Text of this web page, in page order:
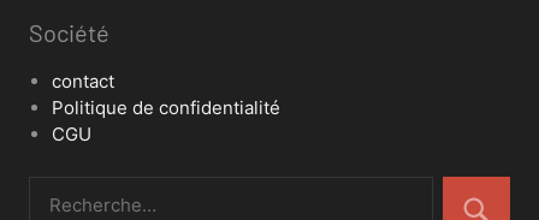
Société
contact
Politique de confidentialité
CGU